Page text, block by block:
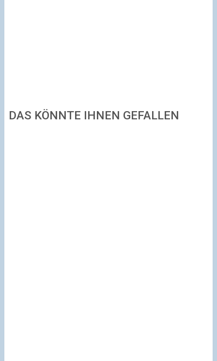
DAS KÖNNTE IHNEN GEFALLEN